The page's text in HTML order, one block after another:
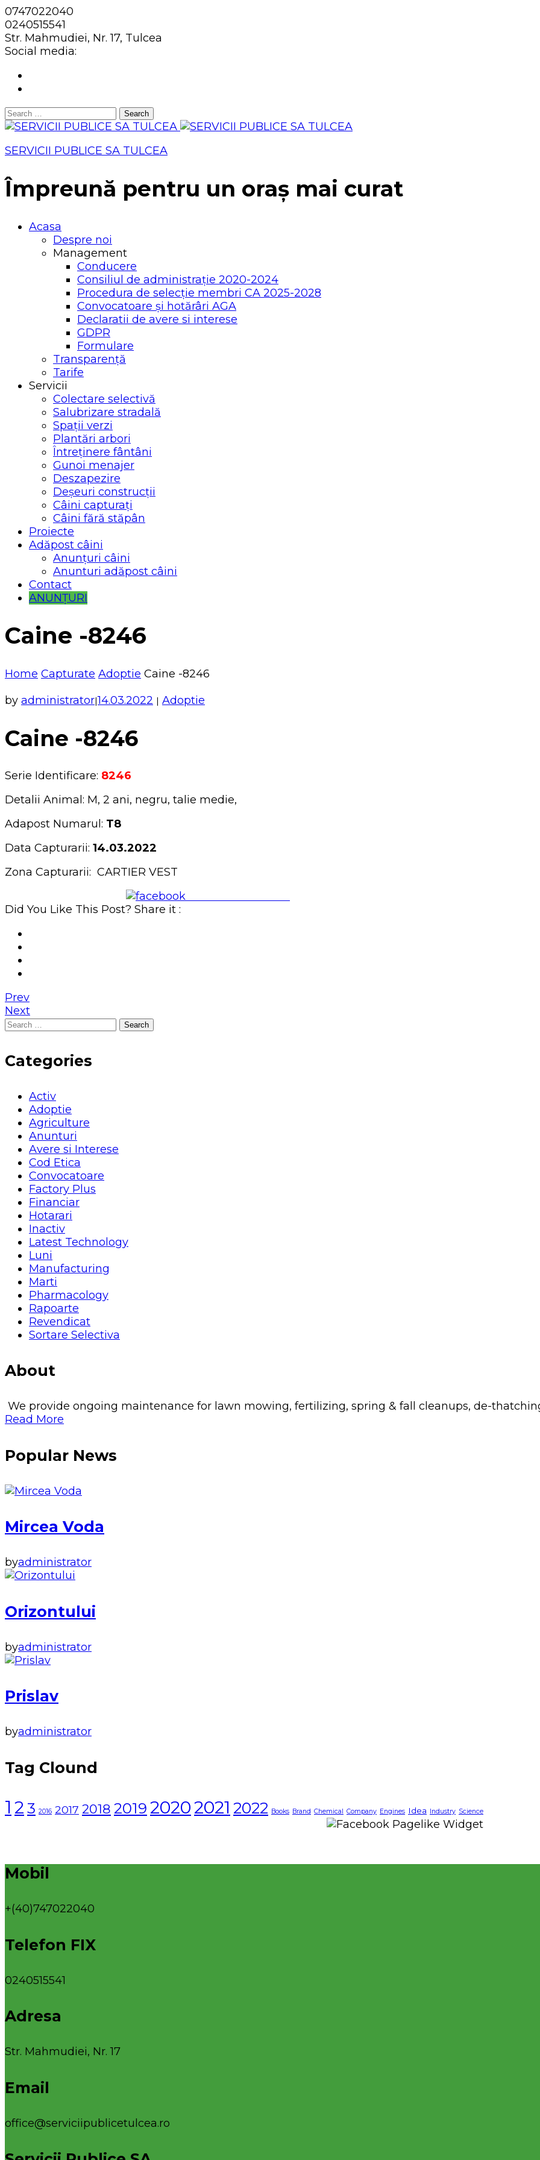
0747022040
0240515541
Str. Mahmudiei, Nr. 17, Tulcea
Social media:
Search
for:
SERVICII PUBLICE SA TULCEA
Împreună pentru un oraș mai curat
Acasa
Despre noi
Management
Conducere
Consiliul de administrație 2020-2024
Procedura de selecție membri CA 2025-2028
Convocatoare și hotărâri AGA
Declaratii de avere si interese
GDPR
Formulare
Transparență
Tarife
Servicii
Colectare selectivă
Salubrizare stradală
Spații verzi
Plantări arbori
Întreținere fântâni
Gunoi menajer
Deszapezire
Deșeuri construcții
Câini capturați
Câini fără stăpân
Proiecte
Adăpost câini
Anunțuri câini
Anunturi adăpost câini
Contact
ANUNȚURI
Caine -8246
Home Capturate Adoptie Caine -8246
by administrator|14.03.2022 | Adoptie
Caine -8246
Serie Identificare: 8246
Detalii Animal: M, 2 ani, negru, talie medie,
Adapost Numarul: T8
Data Capturarii: 14.03.2022
Zona Capturarii: CARTIER VEST
Did You Like This Post? Share it :
Prev
Next
Search
Categories
Activ
Adoptie
Agriculture
Anunturi
Avere si Interese
Cod Etica
Convocatoare
Factory Plus
Financiar
Hotarari
Inactiv
Latest Technology
Luni
Manufacturing
Marti
Pharmacology
Rapoarte
Revendicat
Sortare Selectiva
About
We provide ongoing maintenance for lawn mowing, fertilizing, spring & fall cleanups, de-
Read More
Popular News
Mircea Voda
byadministrator
Orizontului
byadministrator
Prislav
byadministrator
Tag Clound
1 2 3 2016 2017 2018 2019 20202021 2022 Books Brand Chemical Company Engines Idea Industry Science
Mobil
+(40)747022040
Telefon FIX
0240515541
Adresa
Str. Mahmudiei, Nr. 17
Email
office@serviciipublicetulcea.ro